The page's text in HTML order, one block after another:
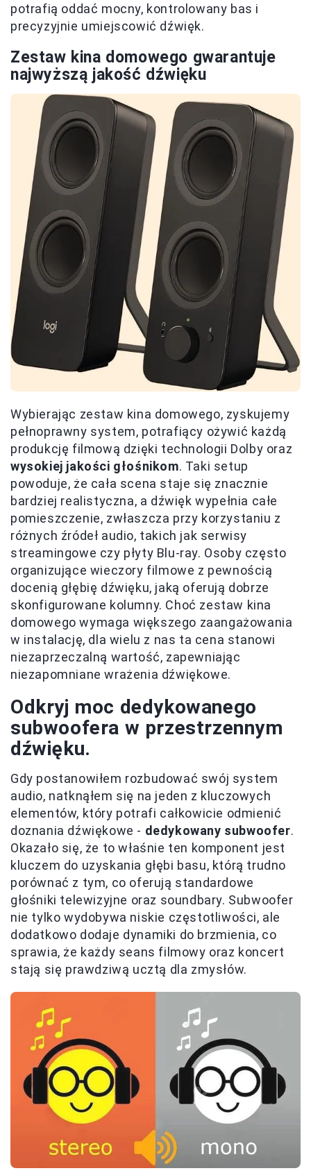
potrafią oddać mocny, kontrolowany bas i
precyzyjnie umiejscowić dźwięk.
Zestaw kina domowego gwarantuje
najwyższą jakość dźwięku
Wybierając zestaw kina domowego, zyskujemy
pełnoprawny system, potrafiący ożywić każdą
produkcję filmową dzięki technologii Dolby oraz
wysokiej jakości głośnikom. Taki setup
powoduje, że cała scena staje się znacznie
bardziej realistyczna, a dźwięk wypełnia całe
pomieszczenie, zwłaszcza przy korzystaniu z
różnych źródeł audio, takich jak serwisy
streamingowe czy płyty Blu-ray. Osoby często
organizujące wieczory filmowe z pewnością
docenią głębię dźwięku, jaką oferują dobrze
skonfigurowane kolumny. Choć zestaw kina
domowego wymaga większego zaangażowania
w instalację, dla wielu z nas ta cena stanowi
niezaprzeczalną wartość, zapewniając
niezapomniane wrażenia dźwiękowe.
Odkryj moc dedykowanego
subwoofera w przestrzennym
dźwięku.
Gdy postanowiłem rozbudować swój system
audio, natknąłem się na jeden z kluczowych
elementów, który potrafi całkowicie odmienić
doznania dźwiękowe - dedykowany subwoofer.
Okazało się, że to właśnie ten komponent jest
kluczem do uzyskania głębi basu, którą trudno
porównać z tym, co oferują standardowe
głośniki telewizyjne oraz soundbary. Subwoofer
nie tylko wydobywa niskie częstotliwości, ale
dodatkowo dodaje dynamiki do brzmienia, co
sprawia, że każdy seans filmowy oraz koncert
stają się prawdziwą ucztą dla zmysłów.